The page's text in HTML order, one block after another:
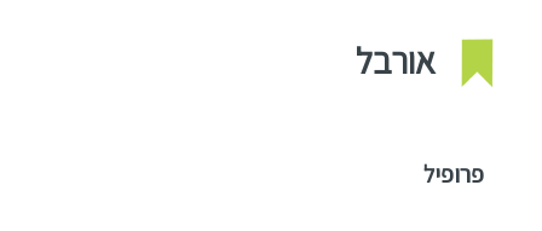
אורבל
פרופיל